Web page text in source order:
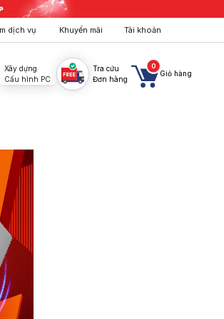
dịch vụ Khuyến mãi Tài khoản
Xây dựng
Cấu hình PC
Tra cứu
Đơn hàng
0
Giỏ hàng